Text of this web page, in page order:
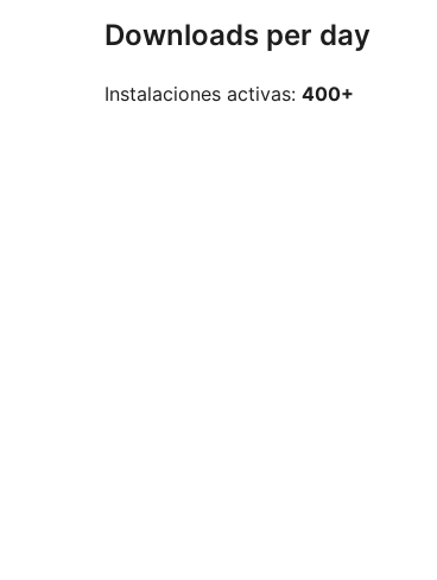
Downloads per day
Instalaciones activas: 400+